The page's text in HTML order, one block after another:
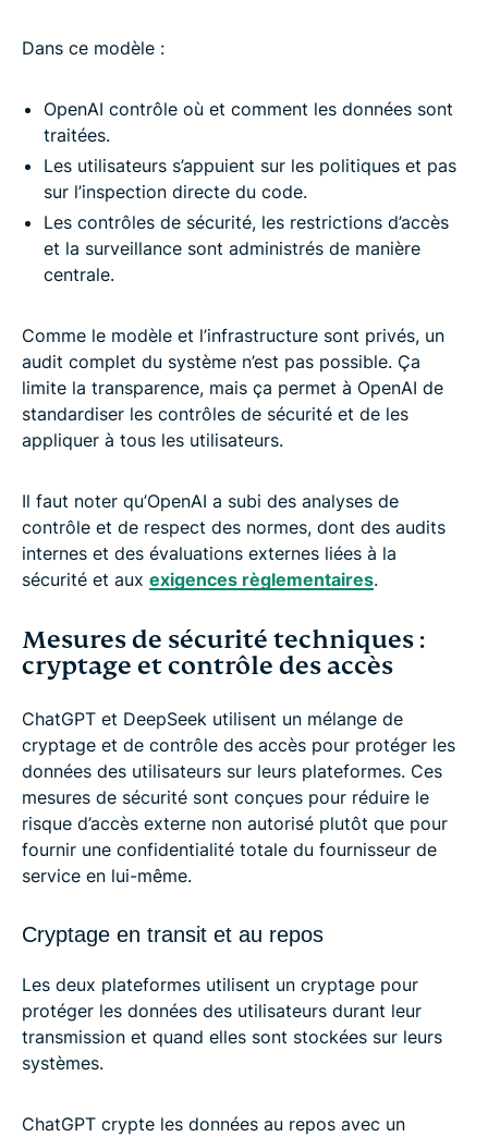
Dans ce modèle :
OpenAI contrôle où et comment les données sont
traitées.
Les utilisateurs s’appuient sur les politiques et pas
sur l’inspection directe du code.
Les contrôles de sécurité, les restrictions d’accès
et la surveillance sont administrés de manière
centrale.
Comme le modèle et l’infrastructure sont privés, un
audit complet du système n’est pas possible. Ça
limite la transparence, mais ça permet à OpenAI de
standardiser les contrôles de sécurité et de les
appliquer à tous les utilisateurs.
Il faut noter qu’OpenAI a subi des analyses de
contrôle et de respect des normes, dont des audits
internes et des évaluations externes liées à la
sécurité et aux exigences règlementaires.
Mesures de sécurité techniques :
cryptage et contrôle des accès
ChatGPT et DeepSeek utilisent un mélange de
cryptage et de contrôle des accès pour protéger les
données des utilisateurs sur leurs plateformes. Ces
mesures de sécurité sont conçues pour réduire le
risque d’accès externe non autorisé plutôt que pour
fournir une confidentialité totale du fournisseur de
service en lui-même.
Cryptage en transit et au repos
Les deux plateformes utilisent un cryptage pour
protéger les données des utilisateurs durant leur
transmission et quand elles sont stockées sur leurs
systèmes.
ChatGPT crypte les données au repos avec un